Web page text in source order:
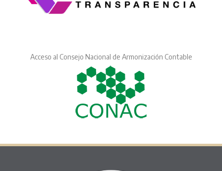
Acceso al Consejo Nacional de Armonización Contable